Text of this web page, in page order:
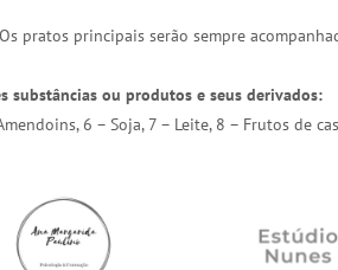
pratos principais serão sempre
substâncias ou produtos e seus derivados:
6 – Soja, 7 – Leite, 8 – Frutos de